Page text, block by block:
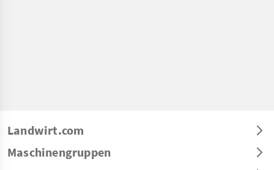
Landwirt.com
Maschinengruppen